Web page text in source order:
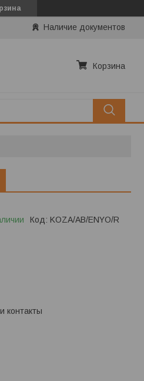
Наличие документов
Корзина
Код: KOZA/AB/ENYO/R
контакты